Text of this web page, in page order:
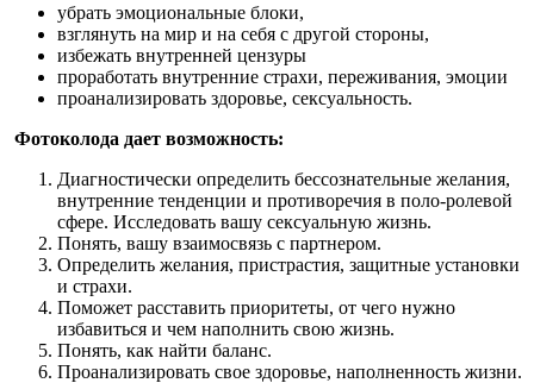
убрать эмоциональные блоки,
взглянуть на мир и на себя с другой стороны,
избежать внутренней цензуры
проработать внутренние страхи, переживания, эмоции
проанализировать здоровье, сексуальность.
Фотоколода дает возможность:
Диагностически определить бессознательные желания,
внутренние тенденции и противоречия в поло-ролевой
сфере. Исследовать вашу сексуальную жизнь.
Понять, вашу взаимосвязь с партнером.
Определить желания, пристрастия, защитные установки
и страхи.
Поможет расставить приоритеты, от чего нужно
избавиться и чем наполнить свою жизнь.
Понять, как найти баланс.
Проанализировать свое здоровье, наполненность жизни.